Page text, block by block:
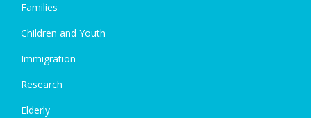
Families
Children and Youth
Immigration
Research
Elderly